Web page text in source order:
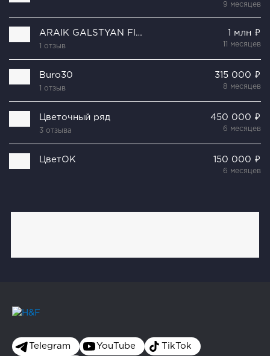
9 месяцев
ARAIK GALSTYAN Floral Design House
1 отзыв
1 млн ₽
11 месяцев
Buro30
1 отзыв
315 000 ₽
8 месяцев
Цветочный ряд
3 отзыва
450 000 ₽
6 месяцев
ЦветОК 150 000 ₽
6 месяцев
Telegram YouTube TikTok